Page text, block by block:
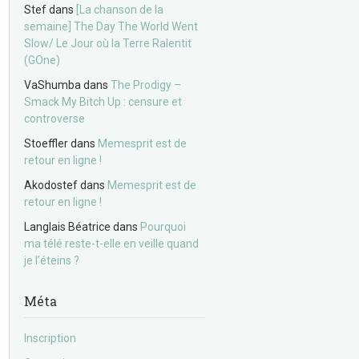
Stefdans
[La chanson de la
semaine] The Day The World Went
Slow/ Le Jour où la Terre Ralentit
(GOne)
VaShumba dansThe Prodigy –
Smack My Bitch Up : censure et
controverse
Stoefflerdans Memesprit est de
retour en ligne !
Akodostefdans Memesprit est de
retour en ligne !
Langlais Béatrice dans Pourquoi
ma télé reste-t-elle en veille quand
je l’éteins ?
Méta
Inscription